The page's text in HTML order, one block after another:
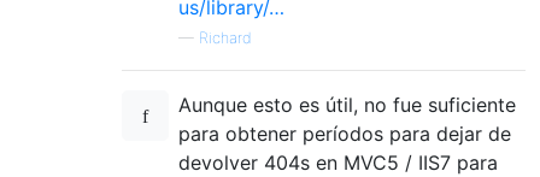
us/library/…
— Richard
Aunque esto es útil, no fue suficiente
para obtener períodos para dejar de
devolver 404s en MVC5 / IIS7 para